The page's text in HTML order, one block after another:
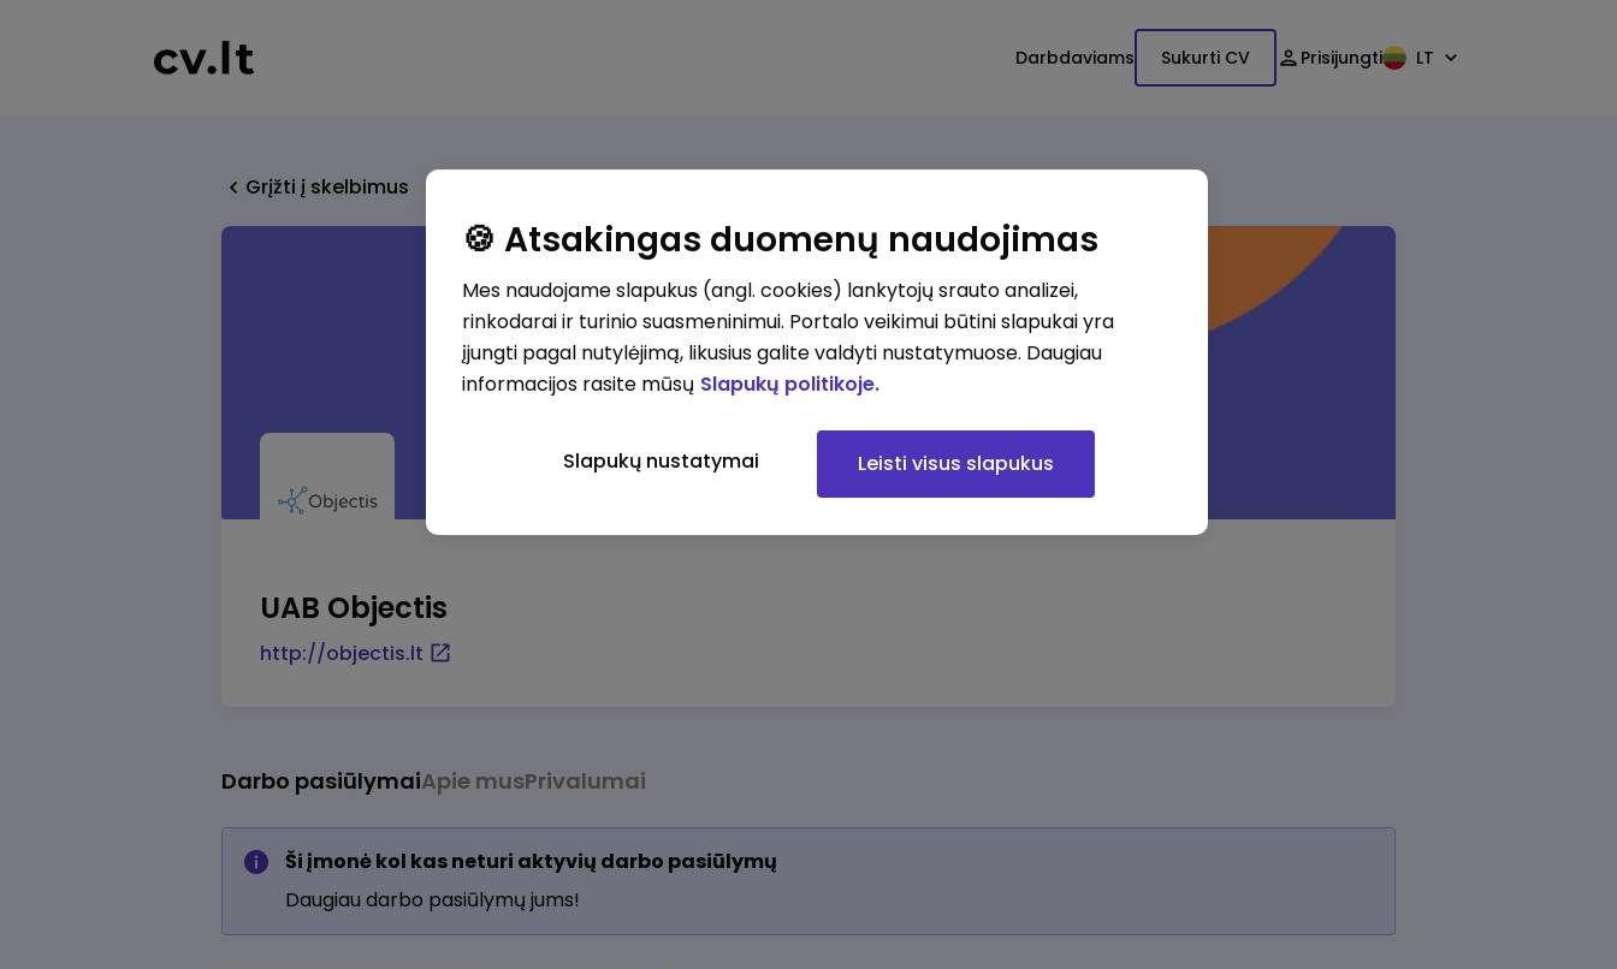
Darbdaviams Sukurti CV Prisijungti LT
Grįžti į skelbimus
UAB Objectis
http://objectis.lt
Darbo pasiūlymaiApie musPrivalumai
Ši įmonė kol kas neturi aktyvių darbo pasiūlymų
Daugiau darbo pasiūlymų jums!
🍪 Atsakingas duomenų naudojimas
Mes naudojame slapukus (angl. cookies) lankytojų srauto analizei,
rinkodarai ir turinio suasmeninimui. Portalo veikimui būtini slapukai yra
įjungti pagal nutylėjimą, likusius galite valdyti nustatymuose. Daugiau
informacijos rasite mūsų Slapukų politikoje.
Slapukų nustatymai Leisti visus slapukus